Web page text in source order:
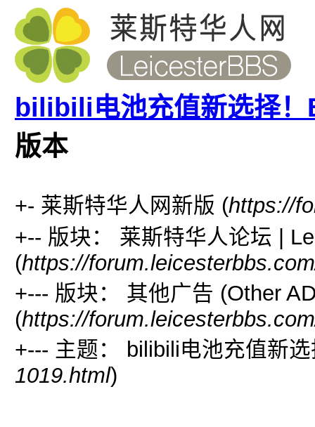
bilibili电池充值新选择
版本
+- 莱斯特华人网新版 (https://
+-- 版块： 莱斯特华人论坛 |
(https://
+--- 版块： 其他广告 (Other
(https://
+--- 主题： bilibili电池充值新
1019.html)